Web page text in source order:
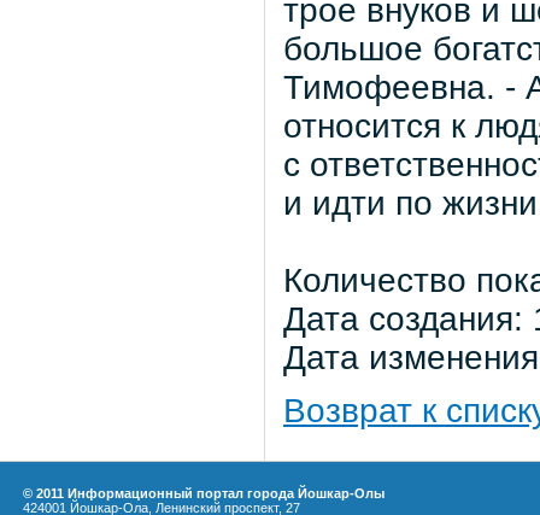
трое внуков и
большое
Тимофеевна. -
относится к
с
и идти по
Количество
Дата
Дата
Возврат к
© 2011 Информационный портал города Йошкар-Олы
424001 Йошкар-Ола, Ленинский проспект, 27